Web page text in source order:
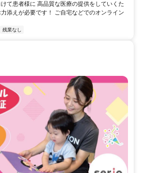
て患者様に 高品質な医療の提供をしていくた
添えが必要です！ ご自宅などでのオンライン
残業なし